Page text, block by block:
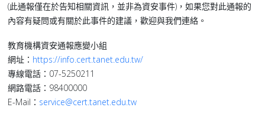
(此通報僅在於告知相關資訊，並非為資安事件)，如果您對此通報的
內容有疑問或有關於此事件的建議，歡迎與我們連絡。
教育機構資安通報應變小組
網址： https://info.cert.tanet.edu.tw/
專線電話：07-5250211
網路電話：98400000
E-Mail： service@cert.tanet.edu.tw